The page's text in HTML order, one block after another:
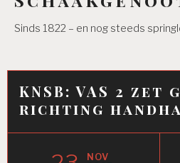
Sinds 1822 – en nog steeds
KNSB: VAS 2
richting
NOV